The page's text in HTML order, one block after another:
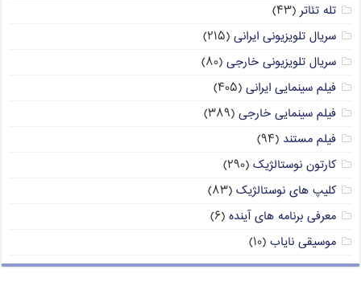
تله تئاتر(۴۳)
سریال تلویزیونی ایرانی (۲۱۵)
سریال تلویزیونی خارجی (۸۰)
فیلم سینمایی ایرانی (۴۰۵)
فیلم سینمایی خارجی (۳۸۹)
فیلم مستند (۹۴)
کارتون نوستالژیک (۲۹۰)
کلیپ های نوستالژیک (۸۳)
معرفی برنامه های آینده (۶)
موسیقی نایاب (۱۰)